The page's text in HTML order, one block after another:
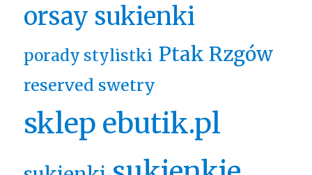
orsay sukienki
porady stylistki Ptak Rzgów
reserved swetry
sklep ebutik.pl